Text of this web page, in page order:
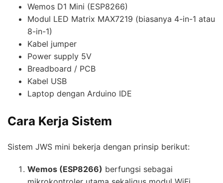
Wemos D1 Mini (ESP8266)
Modul LED Matrix MAX7219 (biasanya 4-in-1 atau
8-in-1)
Kabel jumper
Power supply 5V
Breadboard / PCB
Kabel USB
Laptop dengan Arduino IDE
Cara Kerja Sistem
Sistem JWS mini bekerja dengan prinsip berikut:
Wemos (ESP8266) berfungsi sebagai